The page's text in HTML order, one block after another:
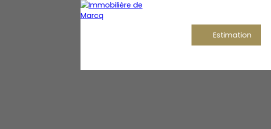
Estimation